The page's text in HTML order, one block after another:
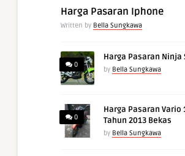
Harga Pasaran Iphone
Written by Bella Sungkawa
0
Harga Pasaran Ninja
by Bella Sungkawa
0
Harga Pasaran Vario
Tahun 2013 Bekas
by Bella Sungkawa